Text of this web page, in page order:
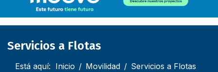
Servicios a Flotas
Está aquí: Inicio Movilidad
Servicios a Flotas